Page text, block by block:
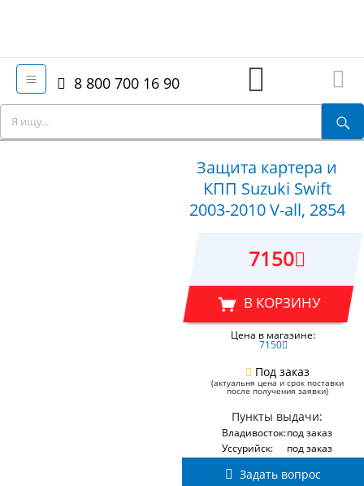
8 800 700 16 90
Защита картера и
КПП Suzuki Swift
2003-2010 V-all, 2854
7150
В КОРЗИНУ
Цена в магазине:
7150
Под заказ
(актуальня цена и срок поставки
после получения заявки)
Пункты выдачи:
Владивосток:под заказ
Уссурийск:
под заказ
Задать вопрос